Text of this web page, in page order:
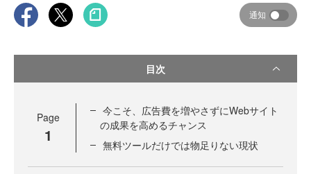
通知
目次
Page
1
今こそ、広告費を増やさずにWebサイト
の成果を高めるチャンス
無料ツールだけでは物足りない現状